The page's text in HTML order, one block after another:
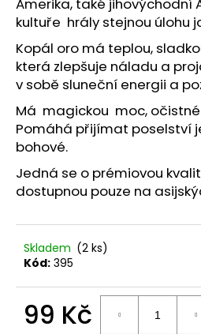
kultuře hrály stejnou úlohu
Kopál oro má teplou,
která zlepšuje náladu a
v sobě sluneční energii a
Má magickou moc,
Pomáhá přijímat poselství
bohové.
Jedná se o prémiovou
dostupnou pouze na
Skladem (2 ks)
Kód: 395
99 Kč
HLEDAT
D
o
p
o
r
u
č
u
m
e
NAUŠNICE